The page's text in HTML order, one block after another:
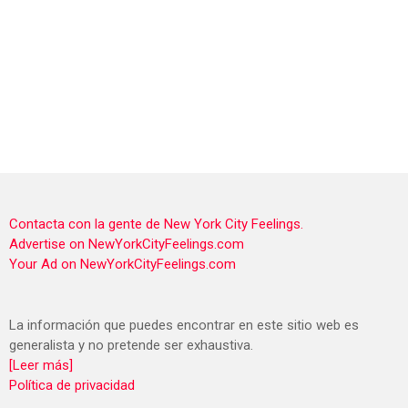
Contacta con la gente de New York City Feelings.
Advertise on NewYorkCityFeelings.com
Your Ad on NewYorkCityFeelings.com
La información que puedes encontrar en este sitio web es
generalista y no pretende ser exhaustiva.
[Leer más]
Política de privacidad